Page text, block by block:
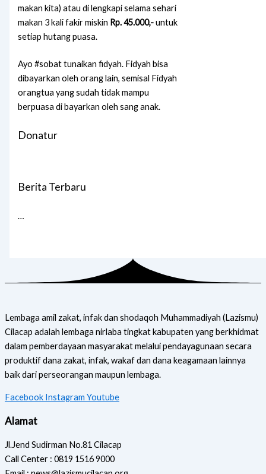
makan kita) atau di lengkapi selama sehari
makan 3 kali fakir miskin Rp. 45.000,-untuk
setiap hutang puasa.
Ayo #sobat tunaikan fidyah. Fidyah bisa
dibayarkan oleh orang lain, semisal Fidyah
orangtua yang sudah tidak mampu
berpuasa di bayarkan oleh sang anak.
Donatur
Berita Terbaru
…
Lembaga amil zakat, infak dan shodaqoh Muhammadiyah (Lazismu)
Cilacap adalah lembaga nirlaba tingkat kabupaten yang berkhidmat
dalam pemberdayaan masyarakat melalui pendayagunaan secara
produktif dana zakat, infak, wakaf dan dana keagamaan lainnya
baik dari perseorangan maupun lembaga.
Facebook Instagram Youtube
Alamat
Jl.Jend Sudirman No.81 Cilacap
Call Center : 0819 1516 9000